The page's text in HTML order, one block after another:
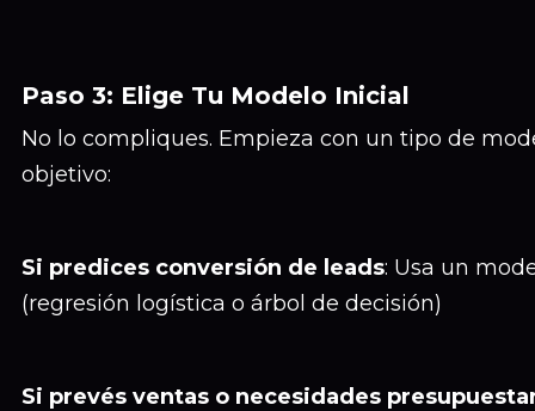
Paso 3: Elige Tu Modelo Inicial
No lo compliques. Empieza con un tipo de
objetivo:
Si predices conversión de leads: Usa un
(regresión logística o árbol de decisión)
Si prevés ventas o necesidades